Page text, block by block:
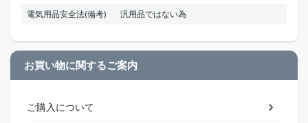
電気用品安全法(備考) 汎用品ではない為
お買い物に関するご案内
ご購入について